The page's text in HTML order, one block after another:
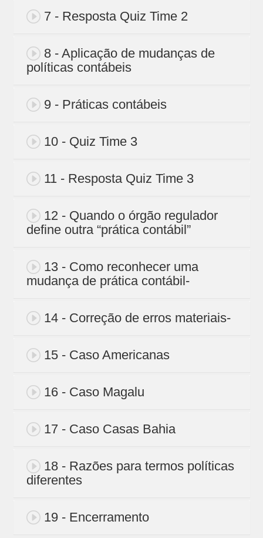
7 - Resposta Quiz Time 2
8 - Aplicação de mudanças de
políticas contábeis
9 - Práticas contábeis
10 - Quiz Time 3
11 - Resposta Quiz Time 3
12 - Quando o órgão regulador
define outra “prática contábil”
13 - Como reconhecer uma
mudança de prática contábil-
14 - Correção de erros materiais-
15 - Caso Americanas
16 - Caso Magalu
17 - Caso Casas Bahia
18 - Razões para termos políticas
diferentes
19 - Encerramento